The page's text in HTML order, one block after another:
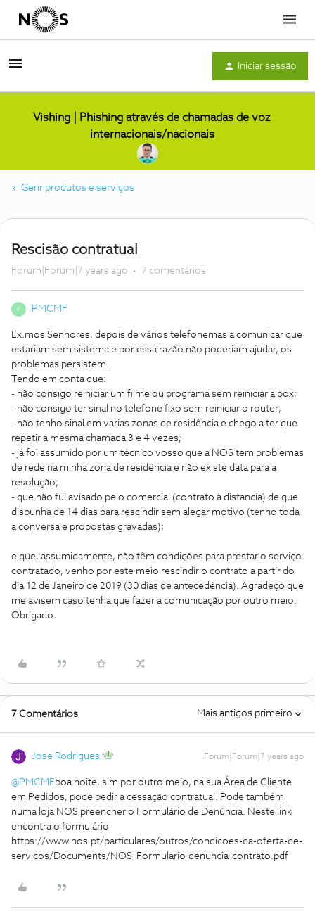
Menu
Iniciar sessão
Vishing | Phishing através de chamadas de voz
internacionais/nacionais
Gerir produtos e serviços
Rescisão contratual
Forum|Forum|7 years ago 7 comentários
P PMCMF
Ex.mos Senhores, depois de vários telefonemas a comunicar que
estariam sem sistema e por essa razão não poderiam ajudar, os
problemas persistem.
Tendo em conta que:
- não consigo reiniciar um filme ou programa sem reiniciar a box;
- não consigo ter sinal no telefone fixo sem reiniciar o router;
- não tenho sinal em varias zonas de residência e chego a ter que
repetir a mesma chamada 3 e 4 vezes;
- já foi assumido por um técnico vosso que a NOS tem problemas
de rede na minha zona de residência e não existe data para a
resolução;
- que não fui avisado pelo comercial (contrato à distancia) de que
dispunha de 14 dias para rescindir sem alegar motivo (tenho toda
a conversa e propostas gravadas);
e que, assumidamente, não têm condições para prestar o serviço
contratado, venho por este meio rescindir o contrato a partir do
dia 12 de Janeiro de 2019 (30 dias de antecedência). Agradeço que
me avisem caso tenha que fazer a comunicação por outro meio.
Obrigado.
7 Comentários Mais antigos primeiro
Jose Rodrigues Forum|Forum|7 years ago
@PMCMFboa noite, sim por outro meio, na sua Área de Cliente
em Pedidos, pode pedir a cessação contratual. Pode também
numa loja NOS preencher o Formulário de Denúncia. Neste link
encontra o formulário
https://www.nos.pt/particulares/outros/condicoes-da-oferta-de-
servicos/Documents/NOS_Formulario_denuncia_contrato.pdf